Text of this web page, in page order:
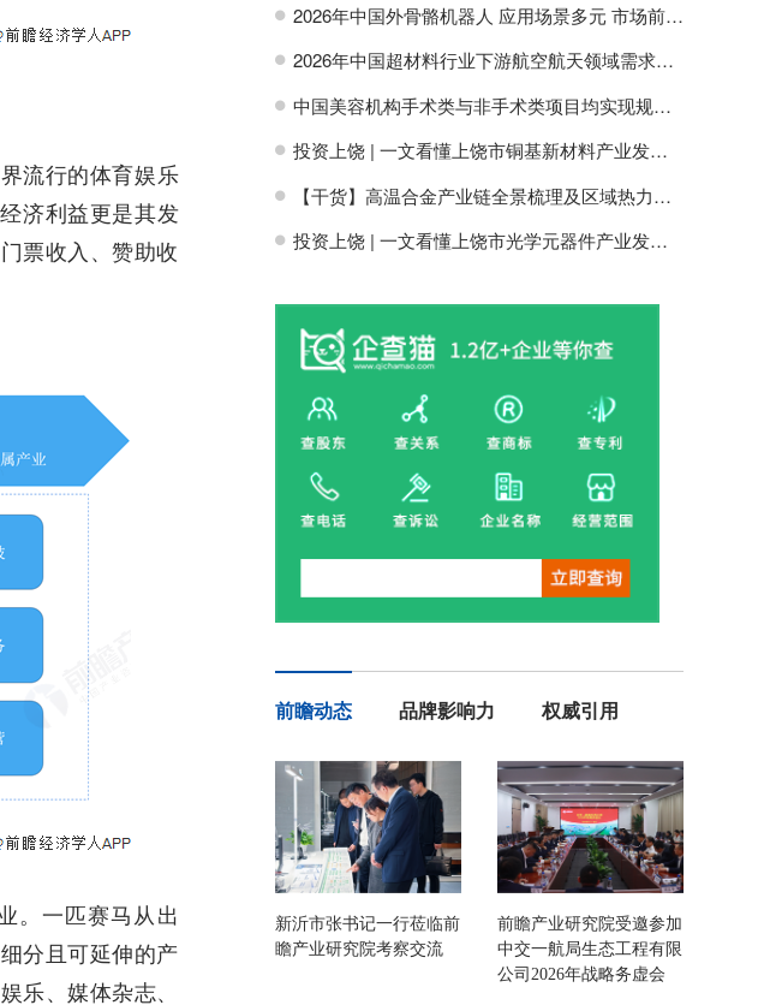
流行的体育娱乐
济利益更是其发
票收入、赞助收
。一匹赛马从出
分且可延伸的产
乐、媒体杂志、
H 2026年中国外骨骼机器人 应用场景多元 市场前景广阔【组图】
H 2026年中国超材料行业下游航空航天领域需求分析【组图】
H 中国美容机构手术类与非手术类项目均实现规模增长【组图】
H 投资上饶 | 一文看懂上饶市铜基新材料产业发展现状与投资机会前瞻
H 【干货】高温合金产业链全景梳理及区域热力地图
H 投资上饶 | 一文看懂上饶市光学元器件产业发展现状与投资机会前瞻
前瞻动态 品牌影响力 权威引用
新沂市张书记一行莅临前
瞻产业研究院考察交流
前瞻产业研究院受邀参加
中交一航局生态工程有限
公司2026年战略务虚会